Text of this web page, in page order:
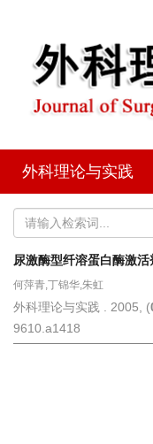
外科理论与实践
尿激酶型纤溶蛋白酶激
何萍青,丁锦华,朱虹
外科理论与实践 . 2005, (
9610.a1418